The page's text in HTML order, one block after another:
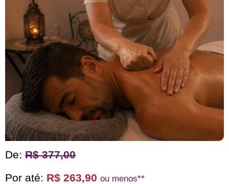
De: R$ 377,00
Por até: R$ 263,90 ou menos**